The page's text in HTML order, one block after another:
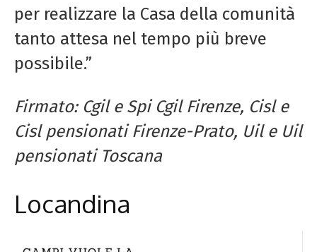
per realizzare la Casa della comunità
tanto attesa nel tempo più breve
possibile.”
Firmato: Cgil e Spi Cgil Firenze, Cisl e
Cisl pensionati Firenze-Prato, Uil e Uil
pensionati Toscana
Locandina